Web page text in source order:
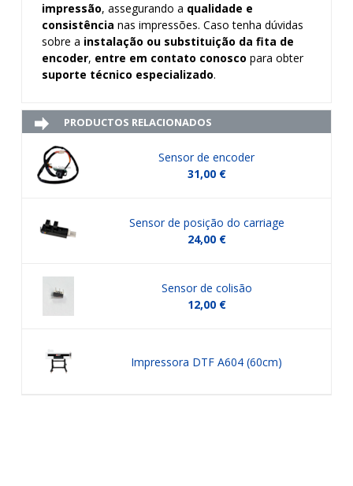
impressão, assegurando a qualidade e
consistência nas impressões. Caso tenha dúvidas
sobre a instalação ou substituição da fita de
encoder, entre em contato conosco para obter
suporte técnico especializado.
PRODUCTOS RELACIONADOS
Sensor de encoder
31,00 €
Sensor de posição do carriage
24,00 €
Sensor de colisão
12,00 €
Impressora DTF A604 (60cm)